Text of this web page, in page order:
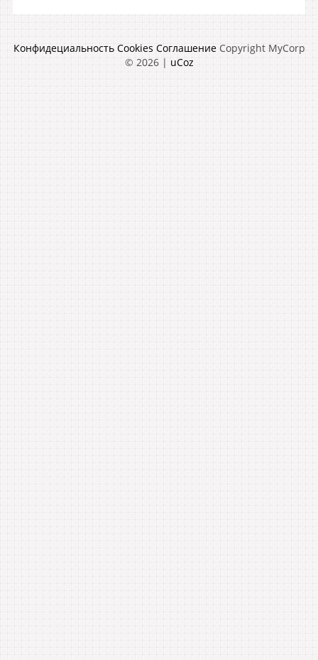
Конфидециальность Cookies Соглашение Copyright MyCorp
© 2026| uCoz